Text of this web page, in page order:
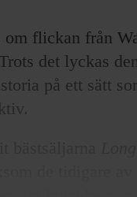
flickan från
det lyckas
på ett sätt